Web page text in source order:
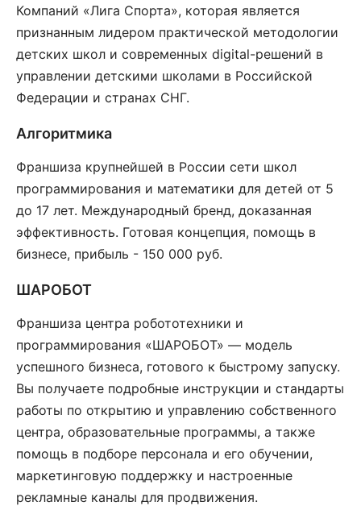
Компаний «Лига Спорта», которая является
признанным лидером практической методологии
детских школ и современных digital-решений в
управлении детскими школами в Российской
Федерации и странах СНГ.
Алгоритмика
Франшиза крупнейшей в России сети школ
программирования и математики для детей от 5
до 17 лет. Международный бренд, доказанная
эффективность. Готовая концепция, помощь в
бизнесе, прибыль - 150 000 руб.
ШАРОБОТ
Франшиза центра робототехники и
программирования «ШАРОБОТ» — модель
успешного бизнеса, готового к быстрому запуску.
Вы получаете подробные инструкции и стандарты
работы по открытию и управлению собственного
центра, образовательные программы, а также
помощь в подборе персонала и его обучении,
маркетинговую поддержку и настроенные
рекламные каналы для продвижения.